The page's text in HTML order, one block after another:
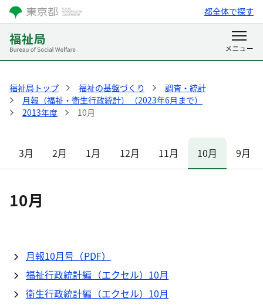
都全体で探す
福祉局トップ 福祉の基盤づくり
調査・統計
月報（福祉・衛生行政統計）（2023年6月まで）
2013年度
10月
3月 2月 1月 12月 11月 10月 9月
10月
月報10月号（PDF）
福祉行政統計編（エクセル）10月
衛生行政統計編（エクセル）10月